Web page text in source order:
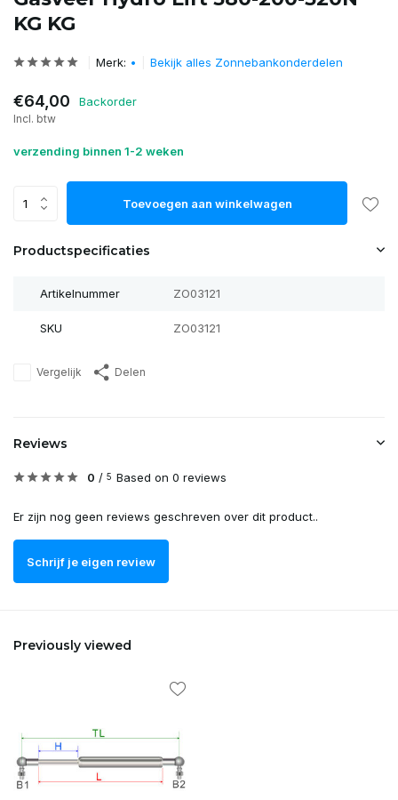
KG KG
Merk: • Bekijk alles Zonnebankonderdelen
€64,00 Backorder
Incl. btw
verzending binnen 1-2 weken
Toevoegen aan winkelwagen
Productspecificaties
Artikelnummer ZO03121
SKU ZO03121
Vergelijk Delen
Reviews
0 / 5 Based on 0 reviews
Er zijn nog geen reviews geschreven over dit product..
Schrijf je eigen review
Previously viewed